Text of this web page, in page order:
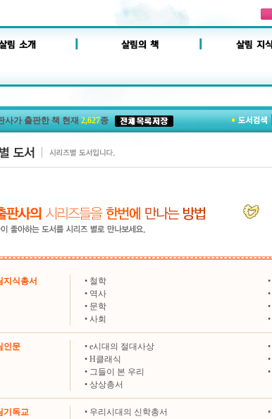
사가 출판한 책 현재2,627종
지식총서 • 철학 •
• 역사 •
• 문학 •
• 사회 •
인문 • e시대의 절대사상 •
• H클래식 •
• 그들이 본 우리 •
• 상상총서
기독교 • 우리시대의 신학총서 •